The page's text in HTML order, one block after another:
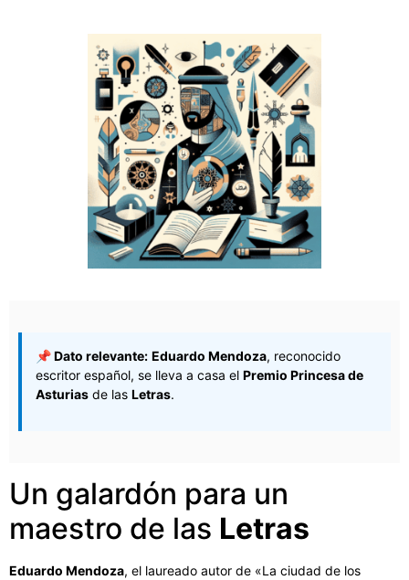
📌 Dato relevante: Eduardo Mendoza, reconocido
escritor español, se lleva a casa el Premio Princesa de
Asturias de las Letras.
Un galardón para un
maestro de las Letras
Eduardo Mendoza, el laureado autor de «La ciudad de los